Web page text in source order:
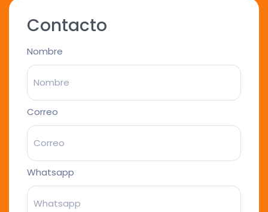
Contacto
Nombre
Correo
Whatsapp